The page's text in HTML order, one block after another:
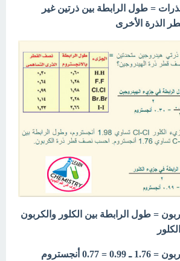
= طول الرابطة بين ذرتين غير
الذرة الأخرى
= طول الرابطة بين الكلور والكربون
أنجستروم